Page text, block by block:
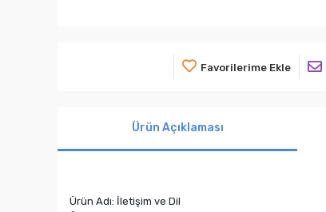
Favorilerime Ekle
Ürün Açıklaması
Ürün Adı: İletişim ve Dil